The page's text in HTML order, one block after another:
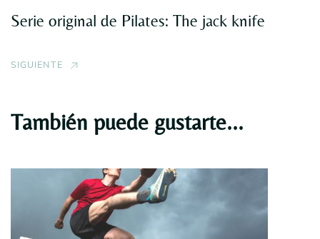
Serie original de Pilates: The jack knife
SIGUIENTE
También puede gustarte...